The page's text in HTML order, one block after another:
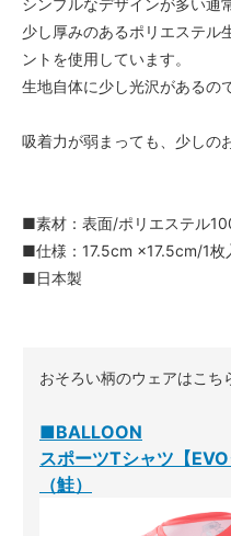
シンプルなデザインが多い通
少し厚みのあるポリエステル
ントを使用しています。
生地自体に少し光沢があるの
吸着力が弱まっても、少しの
■素材：表面/ポリエステル
■仕様：17.5cm ×17.5cm/1枚
■日本製
おそろい柄のウェアはこち
■BALLOON
スポーツTシャツ【
（鮭）